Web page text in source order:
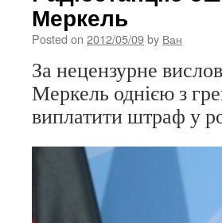
Меркель
Posted on 2012/05/09by Ван
За нецензурне
Меркель однією з
виплатити штраф у